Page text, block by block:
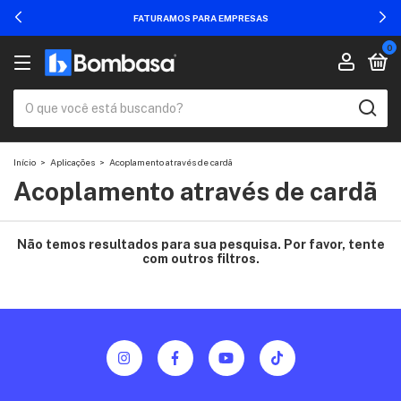
FATURAMOS PARA EMPRESAS
0
Início > Aplicações > Acoplamento através de cardã
Acoplamento através de cardã
Não temos resultados para sua pesquisa. Por favor, tente
com outros filtros.